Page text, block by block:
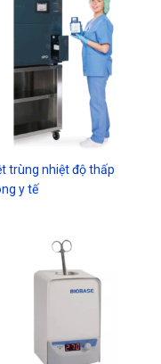
trùng nhiệt độ thấp
y tế